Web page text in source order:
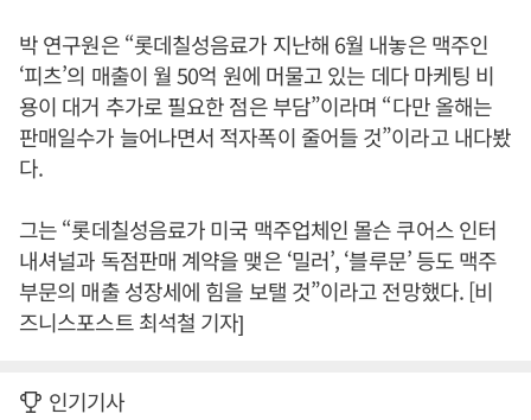
박 연구원은 “롯데칠성음료가 지난해 6월 내놓은 맥주인
‘피츠’의 매출이 월 50억 원에 머물고 있는 데다 마케팅 비
용이 대거 추가로 필요한 점은 부담”이라며 “다만 올해는
판매일수가 늘어나면서 적자폭이 줄어들 것”이라고 내다봤
다.
그는 “롯데칠성음료가 미국 맥주업체인 몰슨 쿠어스 인터
내셔널과 독점판매 계약을 맺은 ‘밀러’, ‘블루문’ 등도 맥주
부문의 매출 성장세에 힘을 보탤 것”이라고 전망했다. [비
즈니스포스트 최석철 기자]
인기기사